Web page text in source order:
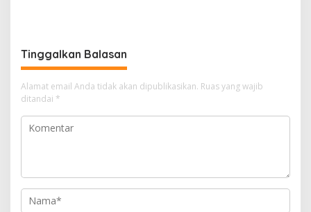
Tinggalkan Balasan
Alamat email Anda tidak akan dipublikasikan. Ruas yang wajib
ditandai *